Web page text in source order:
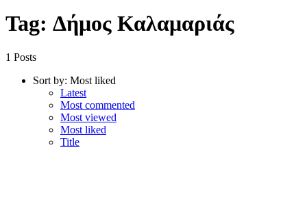
Tag: Δήμος Καλαμαριάς
1 Posts
Sort by: Most liked
Latest
Most commented
Most viewed
Most liked
Title